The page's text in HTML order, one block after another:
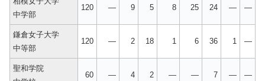
中学部
120 — 9 5 8 25 24 — —
鎌倉女子大学
中等部
120 — 2 18 1 6 36 1 —
聖和学院
60 — 4 2 — — 7 — —